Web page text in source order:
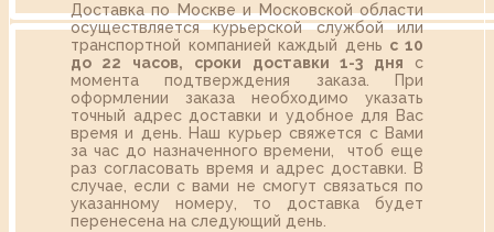
Доставка по Москве и Московской области
осуществляется курьерской службой или
транспортной компанией каждый день с 10
до 22 часов,
сроки доставки 1-3 дня с
момента подтверждения заказа. При
оформлении заказа необходимо указать
точный адрес доставки и удобное для Вас
время и день. Наш курьер свяжется с Вами
за час до назначенного времени, чтоб еще
раз согласовать время и адрес доставки. В
случае, если с вами не смогут связаться по
указанному номеру, то доставка будет
перенесена на следующий день.